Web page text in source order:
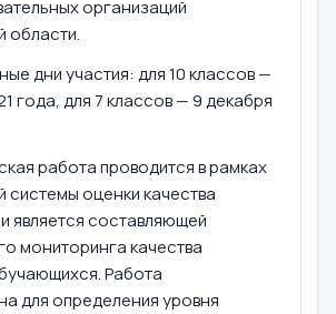
организаций
области.
дни участия: для 10 классов —
года, для 7 классов — 9 декабря
работа проводится в рамках
системы оценки качества
является составляющей
мониторинга качества
Работа
для определения уровня